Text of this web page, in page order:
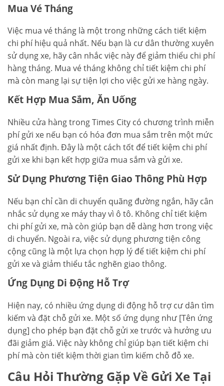
Mua Vé Tháng
Việc mua vé tháng là một trong những cách tiết kiệm
chi phí hiệu quả nhất. Nếu bạn là cư dân thường xuyên
sử dụng xe, hãy cân nhắc việc này để giảm thiểu chi phí
hàng tháng. Mua vé tháng không chỉ tiết kiệm chi phí
mà còn mang lại sự tiện lợi cho việc gửi xe hàng ngày.
Kết Hợp Mua Sắm, Ăn Uống
Nhiều cửa hàng trong Times City có chương trình miễn
phí gửi xe nếu bạn có hóa đơn mua sắm trên một mức
giá nhất định. Đây là một cách tốt để tiết kiệm chi phí
gửi xe khi bạn kết hợp giữa mua sắm và gửi xe.
Sử Dụng Phương Tiện Giao Thông Phù Hợp
Nếu bạn chỉ cần di chuyển quãng đường ngắn, hãy cân
nhắc sử dụng xe máy thay vì ô tô. Không chỉ tiết kiệm
chi phí gửi xe, mà còn giúp bạn dễ dàng hơn trong việc
di chuyển. Ngoài ra, việc sử dụng phương tiện công
cộng cũng là một lựa chọn hợp lý để tiết kiệm chi phí
gửi xe và giảm thiểu tắc nghẽn giao thông.
Ứng Dụng Di Động Hỗ Trợ
Hiện nay, có nhiều ứng dụng di động hỗ trợ cư dân tìm
kiếm và đặt chỗ gửi xe. Một số ứng dụng như [Tên ứng
dụng] cho phép bạn đặt chỗ gửi xe trước và hưởng ưu
đãi giảm giá. Việc này không chỉ giúp bạn tiết kiệm chi
phí mà còn tiết kiệm thời gian tìm kiếm chỗ đỗ xe.
Câu Hỏi Thường Gặp Về Gửi Xe Tại